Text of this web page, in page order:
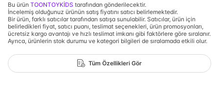
Bu ürün TOONTOYKİDS tarafından gönderilecektir.
İncelemiş olduğunuz ürünün satış fiyatını satıcı belirlemektedir.
Bir ürün, farklı satıcılar tarafından satışa sunulabilir. Satıcılar, ürün için
belirledikleri fiyat, satıcı puanı, teslimat seçenekleri, ürün promosyonları,
ücretsiz kargo avantajı ve hızlı teslimat imkanı gibi faktörlere göre sıralanır.
Ayrıca, ürünlerin stok durumu ve kategori bilgileri de sıralamada etkili olur.
Tüm Özellikleri Gör